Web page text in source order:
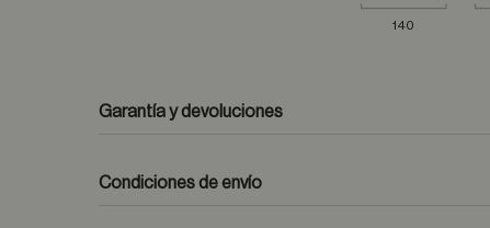
140
Garantía y devoluciones
Condiciones de envío